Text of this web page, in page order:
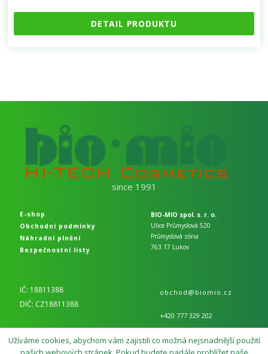
DETAIL PRODUKTU
since 1991
E-shop
Obchodní podmínky
Náhradní plnění
Bezpečnostní listy
BIO-MIO spol. s. r. o.
Ulice Průmyslová 520
Průmyslová zóna
763 17 Lukov
IČ: 18811388
DIČ: CZ18811388
obchod@biomio.cz
+420 777 329 202
Užíváme cookies, abychom vám zajistili co možná nejsnadnější použití